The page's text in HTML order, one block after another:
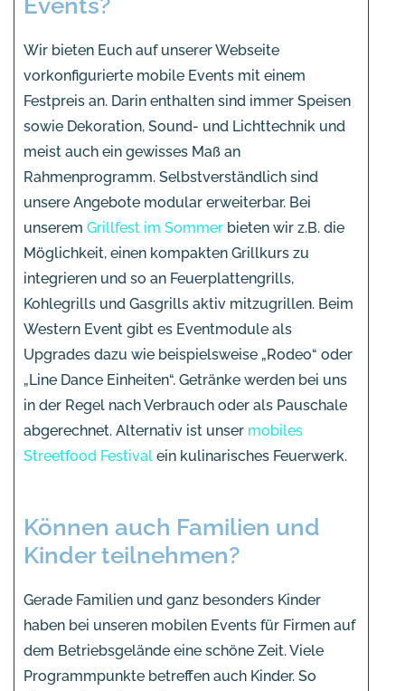
Wir bieten Euch auf unserer Webseite
vorkonfigurierte mobile Events mit einem
Festpreis an. Darin enthalten sind immer Speisen
sowie Dekoration, Sound- und Lichttechnik und
meist auch ein gewisses Maß an
Rahmenprogramm. Selbstverständlich sind
unsere Angebote modular erweiterbar. Bei
unserem Grillfest im Sommer bieten wir z.B. die
Möglichkeit, einen kompakten Grillkurs zu
integrieren und so an Feuerplattengrills,
Kohlegrills und Gasgrills aktiv mitzugrillen. Beim
Western Event gibt es Eventmodule als
Upgrades dazu wie beispielsweise „Rodeo“ oder
„Line Dance Einheiten“. Getränke werden bei uns
in der Regel nach Verbrauch oder als Pauschale
abgerechnet. Alternativ ist unser mobiles
Streetfood Festival ein kulinarisches Feuerwerk.
Können auch Familien und
Kinder teilnehmen?
Gerade Familien und ganz besonders Kinder
haben bei unseren mobilen Events für Firmen auf
dem Betriebsgelände eine schöne Zeit. Viele
Programmpunkte betreffen auch Kinder. So